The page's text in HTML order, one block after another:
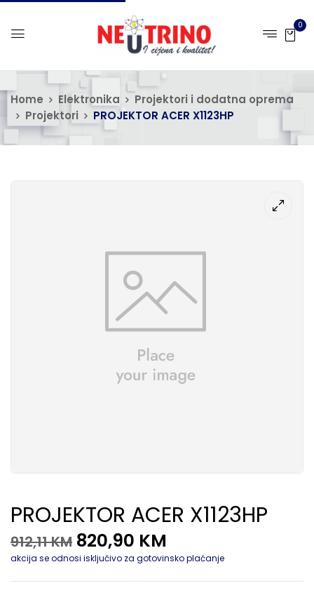
0
Home Elektronika
Projektori i dodatna oprema
Projektori
PROJEKTOR ACER X1123HP
PROJEKTOR ACER X1123HP
912,11KM 820,90 KM
akcija se odnosi isključivo za gotovinsko plaćanje